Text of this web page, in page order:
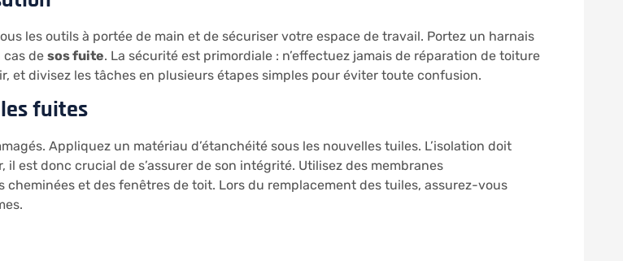
les outils à portée de main et de sécuriser votre espace de travail. Portez un harnais
cas de sos fuite. La sécurité est primordiale : n’effectuez jamais de réparation de toiture
et divisez les tâches en plusieurs étapes simples pour éviter toute confusion.
fuites
Appliquez un matériau d’étanchéité sous les nouvelles tuiles. L’isolation doit
est donc crucial de s’assurer de son intégrité. Utilisez des membranes
et des fenêtres de toit. Lors du remplacement des tuiles, assurez-vous